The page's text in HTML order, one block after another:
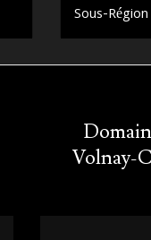
Sous-Région
Volnay-